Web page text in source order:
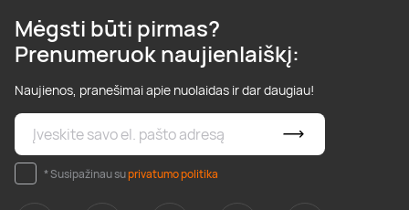
Mėgsti būti pirmas?
Prenumeruok naujienlaiškį:
Naujienos, pranešimai apie nuolaidas ir dar daugiau!
* Susipažinau suprivatumo politika